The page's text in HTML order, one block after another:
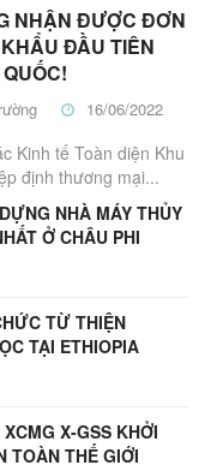
NHẬN ĐƯỢC ĐƠN
ĐẦU TIÊN
16/06/2022
Kinh tế Toàn diện Khu
định thương mại...
NHÀ MÁY THỦY
Ở CHÂU PHI
TỪ THIỆN
TẠI ETHIOPIA
X-GSS KHỞI
TOÀN THẾ GIỚI